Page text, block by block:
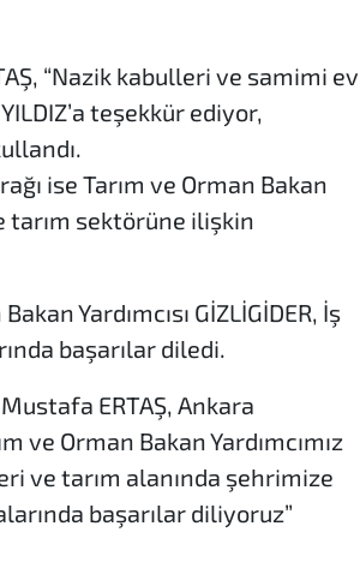
“Nazik kabulleri ve samimi ev
teşekkür ediyor,
ise Tarım ve Orman Bakan
tarım sektörüne ilişkin
Yardımcısı GİZLİGİDER, İş
başarılar diledi.
ERTAŞ, Ankara
ve Orman Bakan Yardımcımız
ve tarım alanında şehrimize
başarılar diliyoruz”